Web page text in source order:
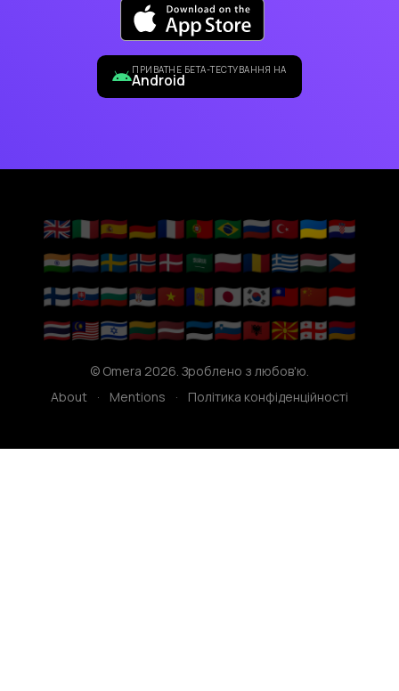
ПРИВАТНЕ БЕТА-ТЕСТУВАННЯ НА
Android
🇬🇧🇮🇹🇪🇸🇩🇪🇫🇷🇵🇹🇧🇷🇷🇺🇹🇷🇺🇦🇭🇷
🇮🇳🇳🇱🇸🇪🇳🇴🇩🇰🇸🇦🇵🇱🇷🇴🇬🇷🇭🇺🇨🇿
🇫🇮🇸🇰🇧🇬🇷🇸🇻🇳🇦🇩🇯🇵🇰🇷🇹🇼🇨🇳🇮🇩
🇹🇭🇲🇾🇮🇱🇱🇹🇱🇻🇪🇪🇸🇮🇦🇱🇲🇰🇬🇪🇦🇲
© Omera 2026. Зроблено з любов'ю.
About
· Mentions · Політика конфіденційності